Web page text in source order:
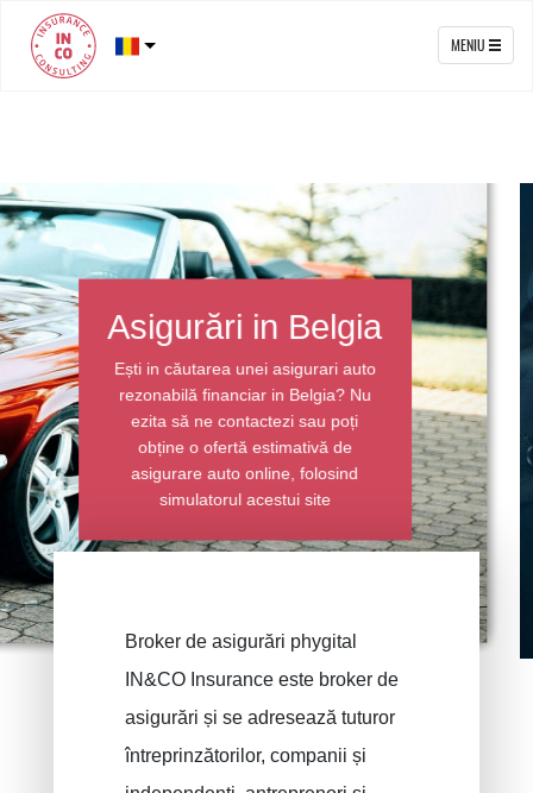
MENIU
Asigurări in Belgia
Ești in căutarea unei asigurari auto
rezonabilă financiar in Belgia? Nu
ezita să ne contactezi sau poți
obține o ofertă estimativă de
asigurare auto online, folosind
simulatorul acestui site
Broker de asigurări phygital
IN&CO Insurance este broker de
asigurări și se adresează tuturor
întreprinzătorilor, companii și
Asigurare incendiu
PRUSZYNSKA-SIENKO Iwona Barbara
ERROELEN Frederic